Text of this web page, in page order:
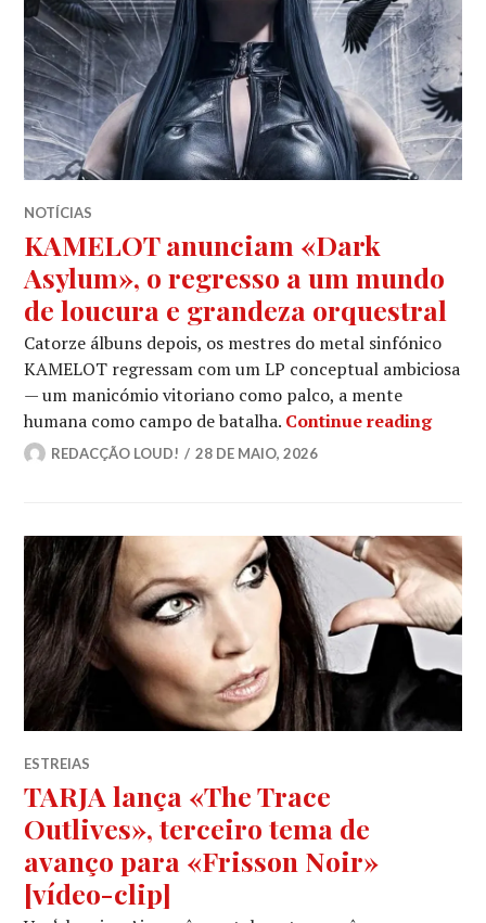
NOTÍCIAS
KAMELOT anunciam «Dark
Asylum», o regresso a um mundo
de loucura e grandeza orquestral
Catorze álbuns depois, os mestres do metal sinfónico
KAMELOT regressam com um LP conceptual ambiciosa
— um manicómio vitoriano como palco, a mente
humana como campo de batalha. Continue reading
REDACÇÃO LOUD! 28 DE MAIO, 2026
ESTREIAS
TARJA lança «The Trace
Outlives», terceiro tema de
avanço para «Frisson Noir»
[vídeo-clip]